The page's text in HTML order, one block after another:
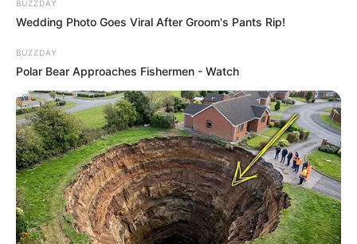
BUZZDAY
Wedding Photo Goes Viral After Groom's Pants Rip!
BUZZDAY
Polar Bear Approaches Fishermen - Watch